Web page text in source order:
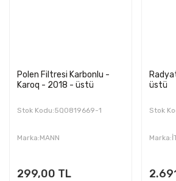
Polen Filtresi Karbonlu -
Karoq - 2018 - üstü
Stok Kodu:5Q0819669-1
Marka:MANN
299,00 TL
üstü
Stok